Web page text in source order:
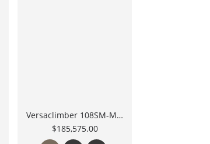
Versaclimber 108SM-M Sport Model Magnetic Cross Crawl especial Versaclimber Studio
$185,575.00